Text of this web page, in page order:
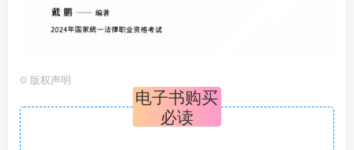
© 版权声明
电子书购买
必读